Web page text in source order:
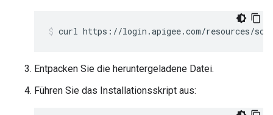
curl https://login.apigee.com/resources/
Entpacken Sie die heruntergeladene Datei.
Führen Sie das Installationsskript aus: